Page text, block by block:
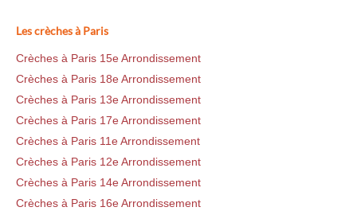
Les crèches à Paris
Crèches à Paris 15e Arrondissement
Crèches à Paris 18e Arrondissement
Crèches à Paris 13e Arrondissement
Crèches à Paris 17e Arrondissement
Crèches à Paris 11e Arrondissement
Crèches à Paris 12e Arrondissement
Crèches à Paris 14e Arrondissement
Crèches à Paris 16e Arrondissement